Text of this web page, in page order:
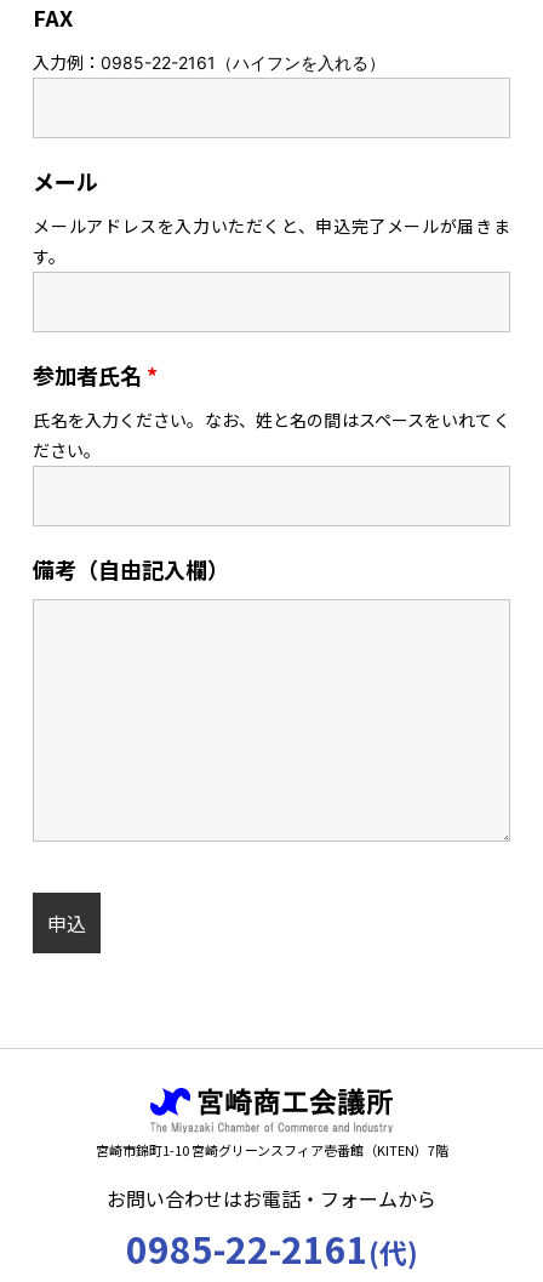
FAX
入力例：0985-22-2161（ハイフンを入れる）
メール
メールアドレスを入力いただくと、申込完了メールが届きま
す。
参加者氏名 *
氏名を入力ください。なお、姓と名の間はスペースをいれてく
ださい。
備考（自由記入欄）
宮崎市錦町1-10 宮崎グリーンスフィア壱番館（KITEN）7階
お問い合わせはお電話・フォームから
0985-22-2161(代)